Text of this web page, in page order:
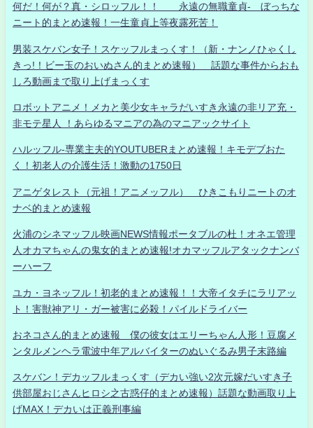
何だ！何が？真・シロッフル！！ 永遠の無職童貞- ぼっちな
ニート的まとめ速報！一生童貞上等夜露死苦！
男装スケバン女子！スケッフルまっくす！（新・ナンノひゃくし
きっ!！ビー玉のおいぬさん的まとめ速報） 話題な事件からおも
しろ動画まで取り上げまっくす
ロボットアニメ！メカと美少女キャラだいすき永遠の非リア充・
非モテ星人 ！あらゆるマニアの為のマニアックサイト
ハルッフル-専業主夫的YOUTUBERまとめ速報！キモデブおた
く！初老人の介護生活！激動の1750日
アニゲタレスト（元祖！アニメッフル） ひきこもりニートのオ
ナベ的まとめ速報
火浦のシネマッフル映画NEWS情報ポータブルの杜！オネエ管理
人オカマちゃんの鬼女的まとめ速報!オカマッフルアタックナンバ
ーハーフ
ユカ・ヨネッフル！初老的まとめ速報！！大帝イタチにラリアッ
ト！害獣神アリ・ガー被害に必殺！パイルドライバー
おネコさん的まとめ速報 僕の彼女はエリーちゃん人形！豆腐メ
ンタルメンヘラ電波中年アルバイターのぬいぐるみ男子末路編
スケバン！デカッフルまっくす（デカい強い2次元嫁だいすき子
供部屋おじさんヒロシ之古惑仔的まとめ速報）話題な動画取り上
げMAX！デカいは正義刑事編